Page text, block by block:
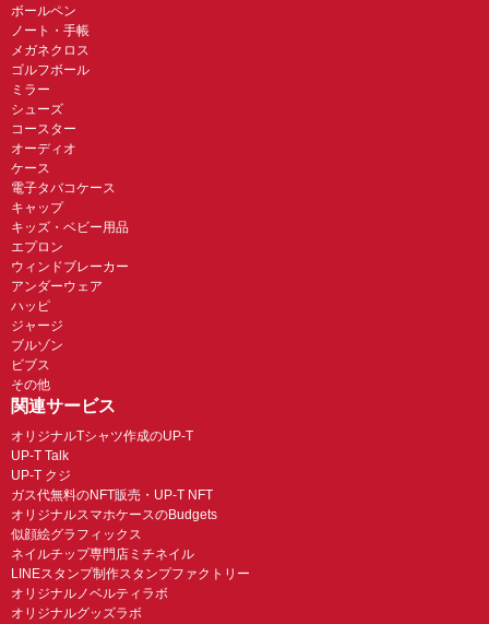
ボールペン
ノート・手帳
メガネクロス
ゴルフボール
ミラー
シューズ
コースター
オーディオ
ケース
電子タバコケース
キャップ
キッズ・ベビー用品
エプロン
ウィンドブレーカー
アンダーウェア
ハッピ
ジャージ
ブルゾン
ビブス
その他
関連サービス
オリジナルTシャツ作成のUP-T
UP-T Talk
UP-T クジ
ガス代無料のNFT販売・UP-T NFT
オリジナルスマホケースのBudgets
似顔絵グラフィックス
ネイルチップ専門店ミチネイル
LINEスタンプ制作スタンプファクトリー
オリジナルノベルティラボ
オリジナルグッズラボ